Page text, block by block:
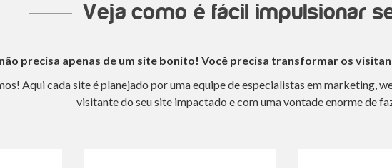
Veja como é fácil impulsionar
precisa apenas de um site bonito! Você precisa transformar os
Aqui cada site é planejado por uma equipe de especialistas em marketing,
visitante do seu site impactado e com uma vontade enorme de